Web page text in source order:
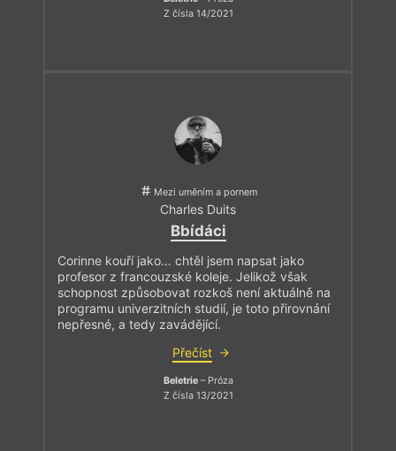
Z čísla 14/2021
Mezi uměním a pornem
Charles Duits
Bbídáci
Corinne kouří jako… chtěl jsem napsat jako
profesor z francouzské koleje. Jelikož však
schopnost způsobovat rozkoš není aktuálně na
programu univerzitních studií, je toto přirovnání
nepřesné, a tedy zavádějící.
Přečíst
Beletrie– Próza
Z čísla 13/2021